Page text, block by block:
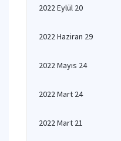
2022 Eylül 20
2022 Haziran 29
2022 Mayıs 24
2022 Mart 24
2022 Mart 21